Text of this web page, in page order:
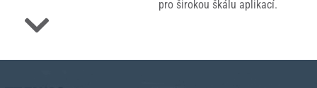
pro širokou škálu aplikací.